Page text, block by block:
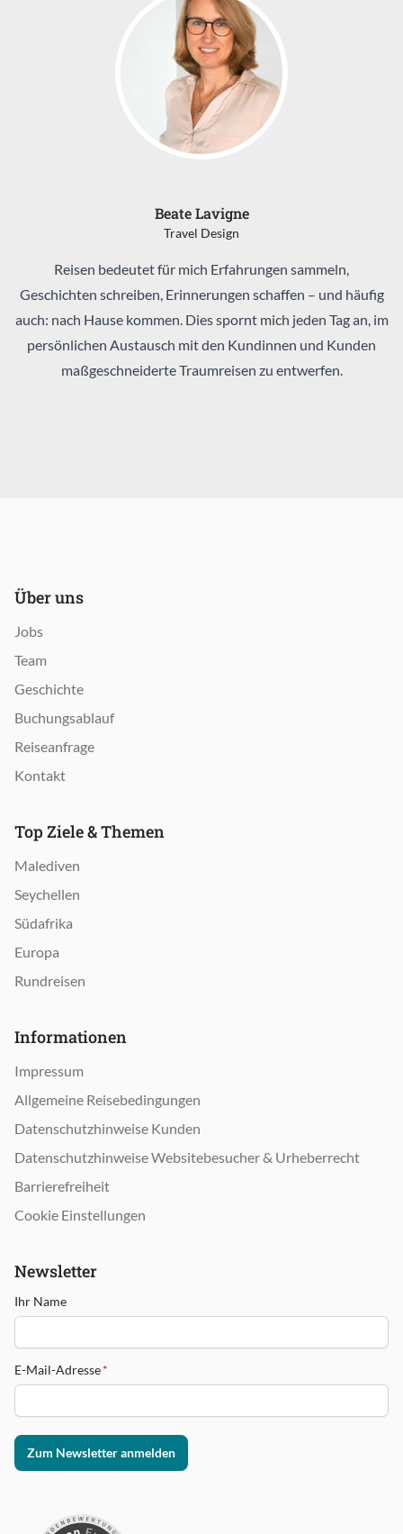
Beate Lavigne
Travel Design
Reisen bedeutet für mich Erfahrungen sammeln,
Geschichten schreiben, Erinnerungen schaffen – und häufig
auch: nach Hause kommen. Dies spornt mich jeden Tag an, im
persönlichen Austausch mit den Kundinnen und Kunden
maßgeschneiderte Traumreisen zu entwerfen.
Über uns
Jobs
Team
Geschichte
Buchungsablauf
Reiseanfrage
Kontakt
Top Ziele & Themen
Malediven
Seychellen
Südafrika
Europa
Rundreisen
Informationen
Impressum
Allgemeine Reisebedingungen
Datenschutzhinweise Kunden
Datenschutzhinweise Websitebesucher & Urheberrecht
Barrierefreiheit
Cookie Einstellungen
Newsletter
Ihr Name
E-Mail-Adresse*
Zum Newsletter anmelden